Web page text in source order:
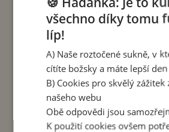
sukně 100 cm. Obvod pasu v
Maximální obvod pasu 100 cm.
Velikost L- vhodná pro velikosti
sukně 110 cm. Obvod pasu v
Maximální obvod pasu 115 cm.
Materiál : 100 % viskóza,
% viskóza + 10% spandex.
všechno díky tomu
líp!
A) Naše roztočené sukně, v
cítíte božsky a máte lepší den
B) Cookies pro skvělý
našeho webu
Obě odpovědi jsou
K použití cookies ovšem